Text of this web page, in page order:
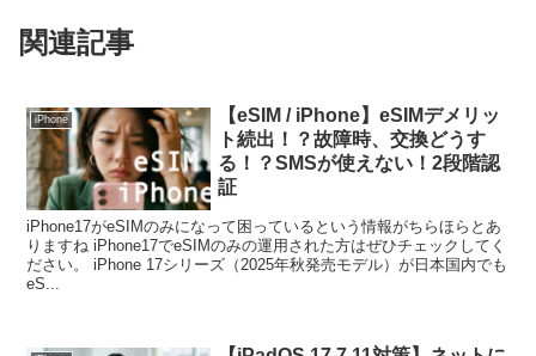
関連記事
iPhone
【eSIM / iPhone】eSIMデメリッ
ト続出！？故障時、交換どうす
る！？SMSが使えない！2段階認
証
iPhone17がeSIMのみになって困っているという情報がちらほらとあ
りますね iPhone17でeSIMのみの運用された方はぜひチェックしてく
ださい。 iPhone 17シリーズ（2025年秋発売モデル）が日本国内でも
eS...